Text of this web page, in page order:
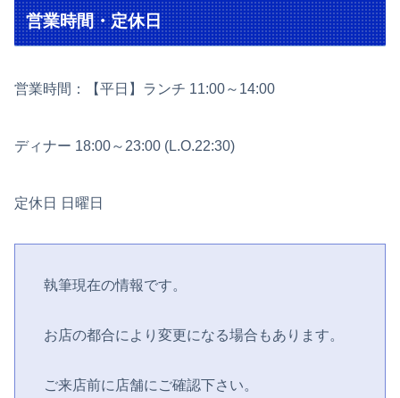
営業時間・定休日
営業時間：【平日】ランチ 11:00～14:00
ディナー 18:00～23:00 (L.O.22:30)
定休日 日曜日
執筆現在の情報です。
お店の都合により変更になる場合もあります。
ご来店前に店舗にご確認下さい。